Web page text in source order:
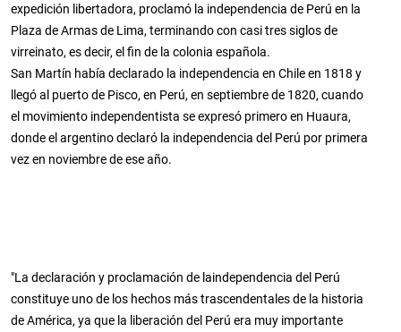
expedición libertadora, proclamó la independencia de Perú en la
Plaza de Armas de Lima, terminando con casi tres siglos de
virreinato, es decir, el fin de la colonia española.
San Martín había declarado la independencia en Chile en 1818 y
llegó al puerto de Pisco, en Perú, en septiembre de 1820, cuando
el movimiento independentista se expresó primero en Huaura,
donde el argentino declaró la independencia del Perú por primera
vez en noviembre de ese año.
"La declaración y proclamación de laindependencia del Perú
constituye uno de los hechos más trascendentales de la historia
de América, ya que la liberación del Perú era muy importante